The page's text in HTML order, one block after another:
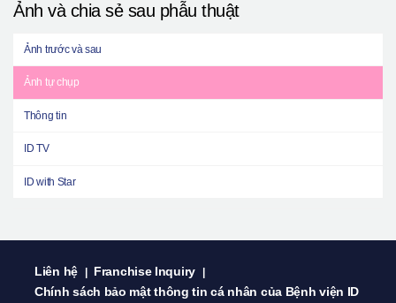
Ảnh và chia sẻ sau phẫu thuật
Ảnh trước và sau
Ảnh tự chụp
Thông tin
ID TV
ID with Star
Liên hệ Franchise Inquiry
Chính sách bảo mật thông tin cá nhân của Bệnh viện ID